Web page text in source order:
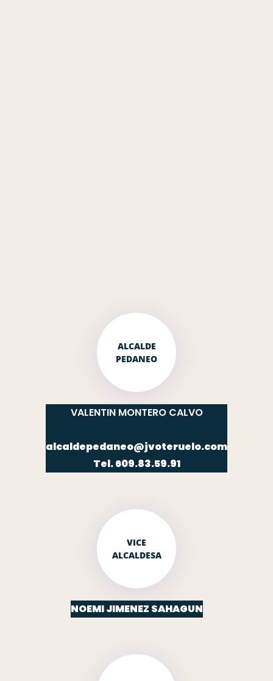
ALCALDE
PEDANEO
VALENTIN MONTERO CALVO
alcaldepedaneo@jvoteruelo.com
Tel. 609.83.59.91
VICE
ALCALDESA
NOEMI JIMENEZ SAHAGUN